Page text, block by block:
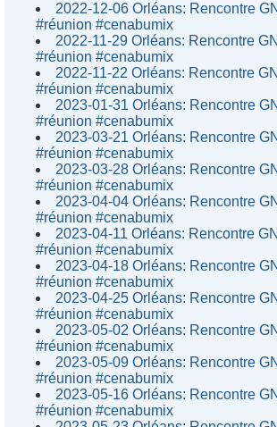
2022-12-06 Orléans: Rencontre
#réunion #cenabumix
2022-11-29 Orléans: Rencontre
#réunion #cenabumix
2022-11-22 Orléans: Rencontre
#réunion #cenabumix
2023-01-31 Orléans: Rencontre
#réunion #cenabumix
2023-03-21 Orléans: Rencontre
#réunion #cenabumix
2023-03-28 Orléans: Rencontre
#réunion #cenabumix
2023-04-04 Orléans: Rencontre
#réunion #cenabumix
2023-04-11 Orléans: Rencontre
#réunion #cenabumix
2023-04-18 Orléans: Rencontre
#réunion #cenabumix
2023-04-25 Orléans: Rencontre
#réunion #cenabumix
2023-05-02 Orléans: Rencontre
#réunion #cenabumix
2023-05-09 Orléans: Rencontre
#réunion #cenabumix
2023-05-16 Orléans: Rencontre
#réunion #cenabumix